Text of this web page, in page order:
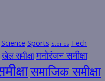
Science Sports Stories Tech
खेल समीक्षामनोरंजन समीक्षा
समाजिक समीक्षा